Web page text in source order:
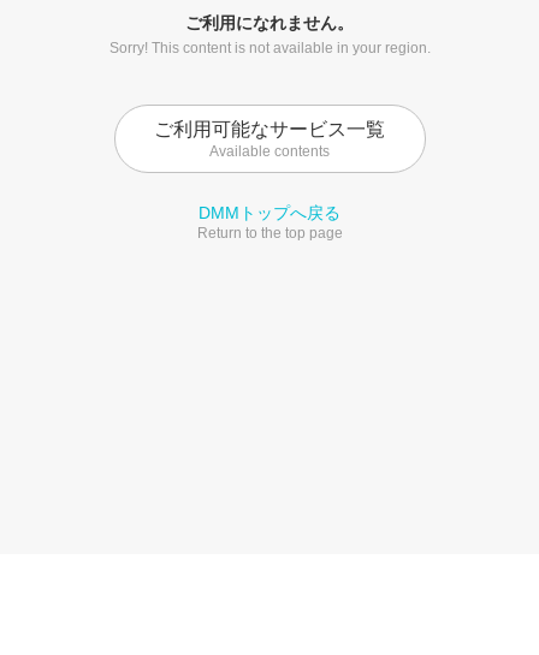
ご利用になれません。
Sorry! This content is not available in your region.
ご利用可能なサービス一覧
Available contents
DMMトップへ戻る
Return to the top page